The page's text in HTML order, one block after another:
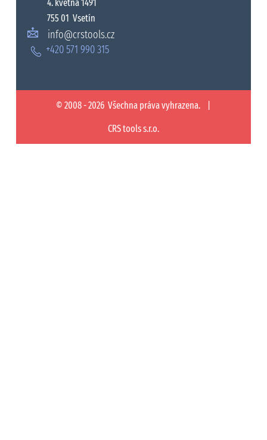
4. května 1491
755 01 Vsetín
info@crstools.cz
+420 571 990 315
© 2008 - 2026 Všechna práva vyhrazena. |
CRS tools s.r.o.